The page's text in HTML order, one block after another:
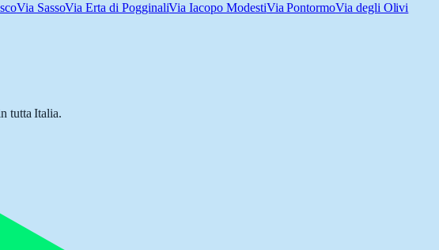
Via SassoVia Erta di PogginaliVia Iacopo ModestiVia PontormoVia degli Olivi
tutta Italia.